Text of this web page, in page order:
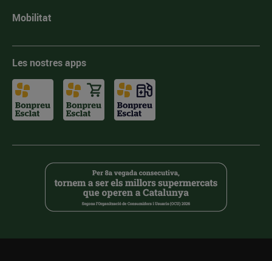
Mobilitat
Les nostres apps